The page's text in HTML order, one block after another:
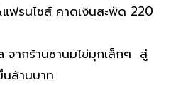
รนไชส์ คาดเงินสะพัด 220
จากร้านชานมไข่มุกเล็กๆ สู่
นล้านบาท